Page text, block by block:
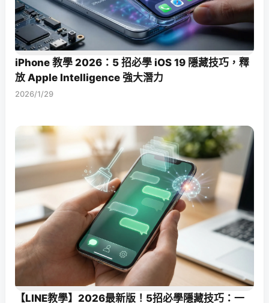
iPhone 教學 2026：5 招必學 iOS 19 隱藏技巧，釋
放 Apple Intelligence 強大潛力
2026/1/29
【LINE教學】2026最新版！5招必學隱藏技巧：一